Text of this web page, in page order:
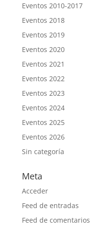
Eventos 2010-2017
Eventos 2018
Eventos 2019
Eventos 2020
Eventos 2021
Eventos 2022
Eventos 2023
Eventos 2024
Eventos 2025
Eventos 2026
Sin categoría
Meta
Acceder
Feed de entradas
Feed de comentarios